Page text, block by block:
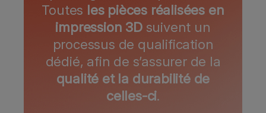
Toutes les pièces réalisées en
impression 3Dsuivent un
processus de qualification
dédié, afin de s’assurer de la
qualité et la durabilité de
celles-ci.